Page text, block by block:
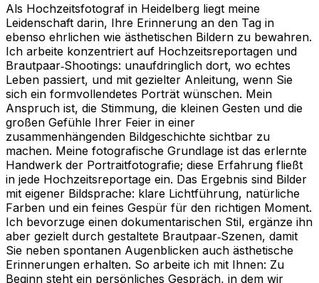
Als Hochzeitsfotograf in Heidelberg liegt meine
Leidenschaft darin, Ihre Erinnerung an den Tag in
ebenso ehrlichen wie ästhetischen Bildern zu bewahren.
Ich arbeite konzentriert auf Hochzeitsreportagen und
Brautpaar‑Shootings: unaufdringlich dort, wo echtes
Leben passiert, und mit gezielter Anleitung, wenn Sie
sich ein formvollendetes Porträt wünschen. Mein
Anspruch ist, die Stimmung, die kleinen Gesten und die
großen Gefühle Ihrer Feier in einer
zusammenhängenden Bildgeschichte sichtbar zu
machen. Meine fotografische Grundlage ist das erlernte
Handwerk der Portraitfotografie; diese Erfahrung fließt
in jede Hochzeitsreportage ein. Das Ergebnis sind Bilder
mit eigener Bildsprache: klare Lichtführung, natürliche
Farben und ein feines Gespür für den richtigen Moment.
Ich bevorzuge einen dokumentarischen Stil, ergänze ihn
aber gezielt durch gestaltete Brautpaar‑Szenen, damit
Sie neben spontanen Augenblicken auch ästhetische
Erinnerungen erhalten. So arbeite ich mit Ihnen: Zu
Beginn steht ein persönliches Gespräch, in dem wir